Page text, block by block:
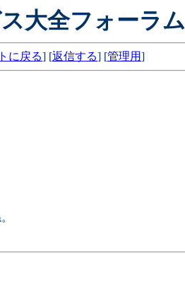
大全フォーラム
に戻る] [返信する] [管理用]